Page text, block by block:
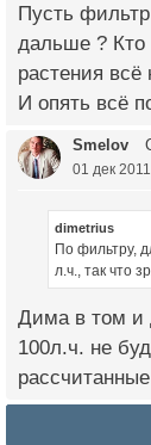
Пусть
дальше ? Кто
растения всё
И опять всё
Smelov
01 дек
dimetrius
По фильтру,
л.ч., так что
Дима в том и
100л.ч. не